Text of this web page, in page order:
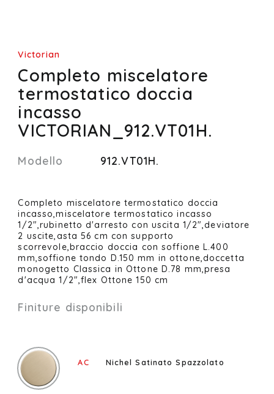
Victorian
Completo miscelatore
termostatico doccia
incasso
VICTORIAN_912.VT01H.
Modello 912.VT01H.
Completo miscelatore termostatico doccia
incasso,miscelatore termostatico incasso
1/2",rubinetto d'arresto con uscita 1/2",deviatore
2 uscite,asta 56 cm con supporto
scorrevole,braccio doccia con soffione L.400
mm,soffione tondo D.150 mm in ottone,doccetta
monogetto Classica in Ottone D.78 mm,presa
d'acqua 1/2",flex Ottone 150 cm
Finiture disponibili
AC Nichel Satinato Spazzolato